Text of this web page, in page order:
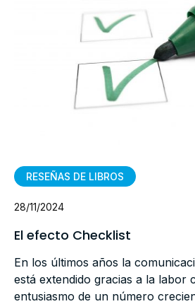
RESEÑAS DE LIBROS
28/11/2024
El efecto Checklist
En los últimos años la
está extendido gracias a la labor
entusiasmo de un número